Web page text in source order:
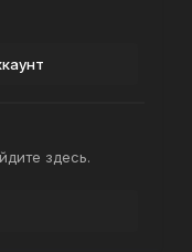
здесь.